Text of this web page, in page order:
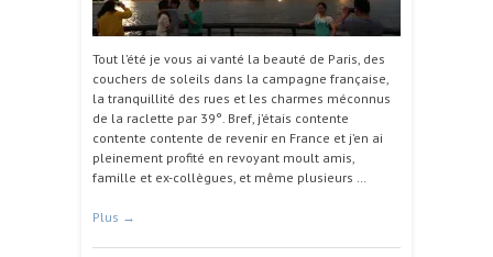
Tout l’été je vous ai vanté la beauté de Paris, des
couchers de soleils dans la campagne française,
la tranquillité des rues et les charmes méconnus
de la raclette par 39°. Bref, j’étais contente
contente contente de revenir en France et j’en ai
pleinement profité en revoyant moult amis,
famille et ex-collègues, et même plusieurs …
Plus →